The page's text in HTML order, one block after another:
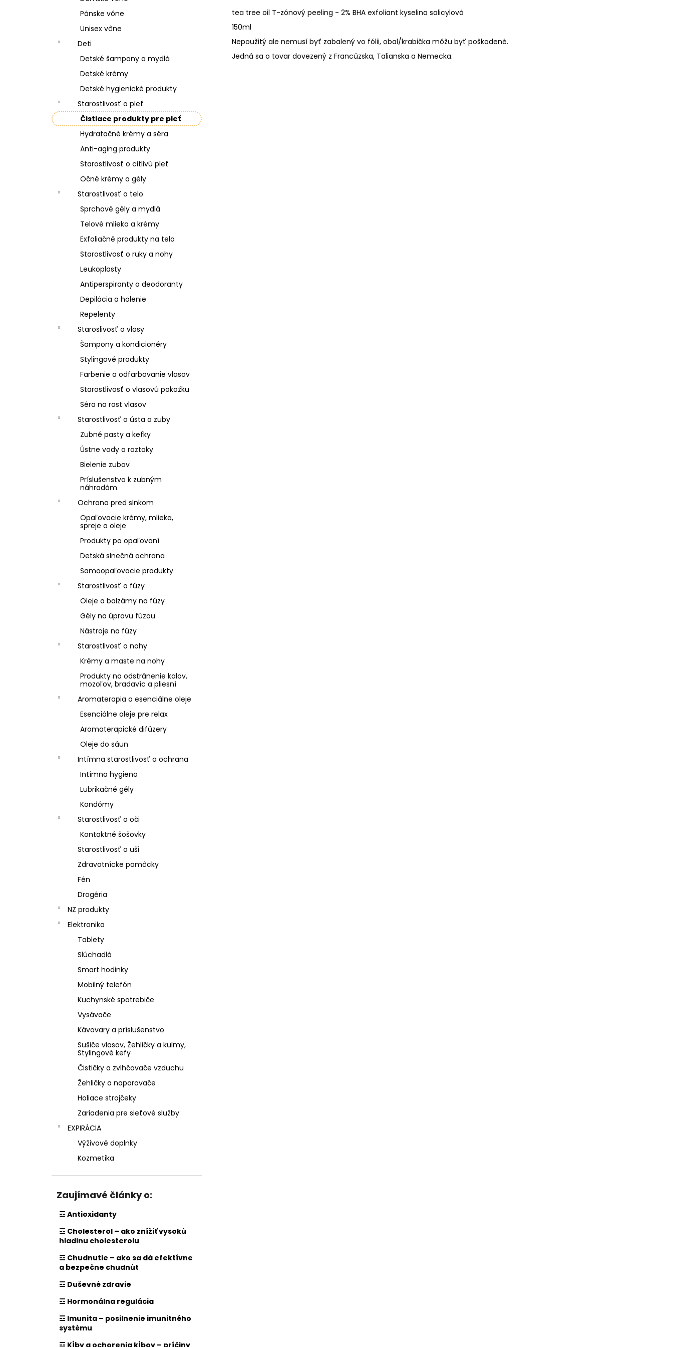
Pánske vône
Unisex vône
Deti
Detské šampony a mydlá
Detské krémy
Detské hygienické produkty
Starostlivosť o pleť
Čistiace produkty pre pleť
Hydratačné krémy a séra
Anti-aging produkty
Starostlivosť o citlivú pleť
Očné krémy a gély
Starostlivosť o telo
Sprchové gély a mydlá
Telové mlieka a krémy
Exfoliačné produkty na telo
Starostlivosť o ruky a nohy
Leukoplasty
Antiperspiranty a deodoranty
Depilácia a holenie
Repelenty
Staroslivosť o vlasy
Šampony a kondicionéry
Stylingové produkty
Farbenie a odfarbovanie vlasov
Starostlivosť o vlasovú pokožku
Séra na rast vlasov
Starostlivosť o ústa a zuby
Zubné pasty a kefky
Ústne vody a roztoky
Bielenie zubov
Príslušenstvo k zubným
náhradám
Ochrana pred slnkom
Opaľovacie krémy, mlieka,
spreje a oleje
Produkty po opaľovaní
Detská slnečná ochrana
Samoopaľovacie produkty
Starostlivosť o fúzy
Oleje a balzámy na fúzy
Gély na úpravu fúzou
Nástroje na fúzy
Starostlivosť o nohy
Krémy a maste na nohy
Produkty na odstránenie kalov,
mozoľov, bradavíc a pliesní
Aromaterapia a esenciálne oleje
Esenciálne oleje pre relax
Aromaterapické difúzery
Oleje do sáun
Intímna starostlivosť a ochrana
Intímna hygiena
Lubrikačné gély
Kondómy
Starostlivosť o oči
Kontaktné šošovky
Starostlivosť o uši
Zdravotnícke pomôcky
Fén
Drogéria
NZ produkty
Elektronika
Tablety
Slúchadlá
Smart hodinky
Mobilný telefón
Kuchynské spotrebiče
Vysávače
Kávovary a príslušenstvo
Sušiče vlasov, Žehličky a kulmy,
Stylingové kefy
Čističky a zvlhčovače vzduchu
Žehličky a naparovače
Holiace strojčeky
Zariadenia pre sieťové služby
EXPIRÁCIA
Výživové doplnky
Kozmetika
Zaujímavé články o:
☲ Antioxidanty
☲ Cholesterol – ako znížiť vysokú
hladinu cholesterolu
☲ Chudnutie – ako sa dá efektívne
a bezpečne chudnút
☲ Duševné zdravie
☲ Hormonálna regulácia
☲ Imunita – posilnenie imunitného
systému
☲ Kĺby a ochorenia kĺbov – príčiny
tea tree oil T-zónový peeling - 2% BHA exfoliant kyselina salicylová
150ml
Nepoužitý ale nemusí byť zabalený vo fólii, obal/krabička môžu byť poškodené.
Jedná sa o tovar dovezený z Francúzska, Talianska a Nemecka.